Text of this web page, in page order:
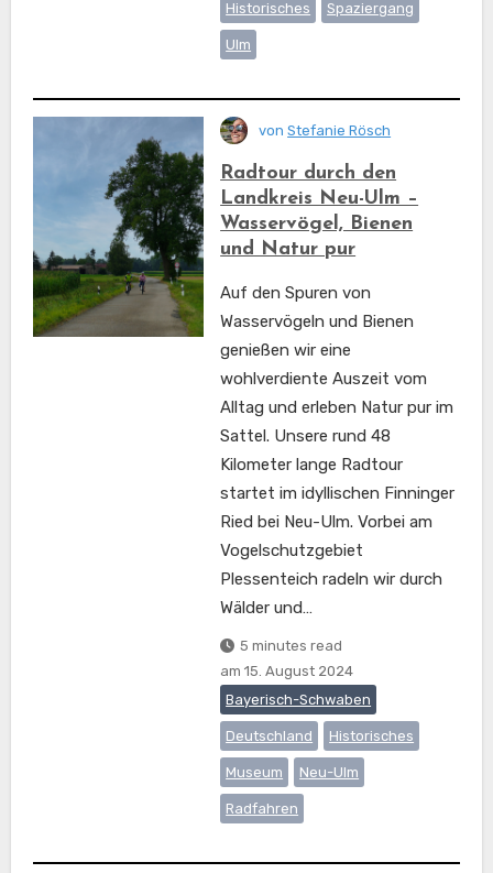
Historisches Spaziergang
Ulm
Radtour durch den
Landkreis Neu-Ulm –
Wasservögel, Bienen
und Natur pur
vonStefanie Rösch
Auf den Spuren von
Wasservögeln und Bienen
genießen wir eine
wohlverdiente Auszeit vom
Alltag und erleben Natur pur im
Sattel. Unsere rund 48
Kilometer lange Radtour
startet im idyllischen Finninger
Ried bei Neu-Ulm. Vorbei am
Vogelschutzgebiet
Plessenteich radeln wir durch
Wälder und…
5 minutes read
am15. August 2024
Bayerisch-Schwaben
Deutschland Historisches
Museum Neu-Ulm
Radfahren